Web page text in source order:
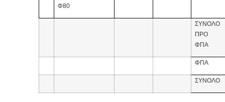
Φ80
ΣΥΝΟΛΟ
ΠΡΟ
ΦΠΑ
ΦΠΑ
ΣΥΝΟΛΟ